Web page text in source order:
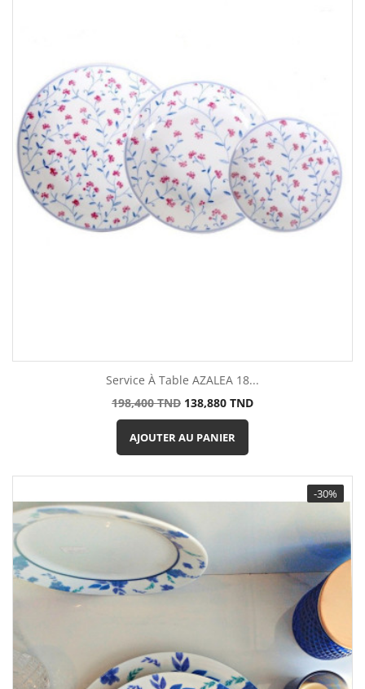
Service À Table AZALEA 18...
Prix
de
base
198,400 TND Prix
138,880 TND
AJOUTER AU PANIER
-30%